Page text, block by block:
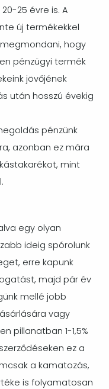
25 évre is. A
új termékekkel
hogy
pénzügyi termék
jövőjének
után hosszú évekig
pénzünk
azonban ez mára
mint
egy olyan
ideig spórolunk
erre kapunk
majd pár év
mellé jobb
vagy
pillanatban 1-1,5%
ez a
a kamatozás,
is folyamatosan